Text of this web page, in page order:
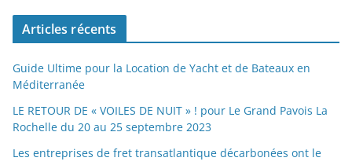
Articles récents
Guide Ultime pour la Location de Yacht et de Bateaux en
Méditerranée
LE RETOUR DE « VOILES DE NUIT » ! pour Le Grand Pavois La
Rochelle du 20 au 25 septembre 2023
Les entreprises de fret transatlantique décarbonées ont le